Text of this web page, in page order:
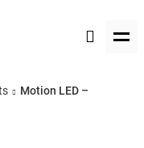
Motion LED –